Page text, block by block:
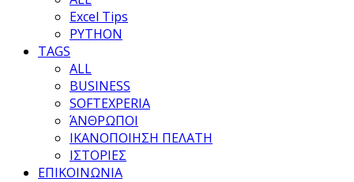
Excel Tips
PYTHON
TAGS
ALL
BUSINESS
SOFTEXPERIA
ΆΝΘΡΩΠΟΙ
ΙΚΑΝΟΠΟΙΗΣΗ ΠΕΛΑΤΗ
ΙΣΤΟΡΙΕΣ
ΕΠΙΚΟΙΝΩΝΙΑ